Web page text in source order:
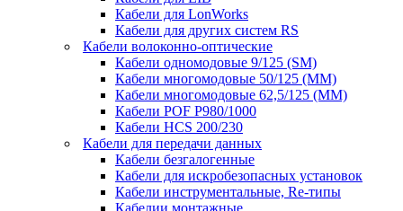
Кабели для LonWorks
Кабели для других систем RS
Кабели волоконно-оптические
Кабели одномодовые 9/125 (SM)
Кабели многомодовые 50/125 (ММ)
Кабели многомодовые 62,5/125 (ММ)
Кабели POF P980/1000
Кабели HCS 200/230
Кабели для передачи данных
Кабели безгалогенные
Кабели для искробезопасных установок
Кабели инструментальные, Re-типы
Кабелии монтажные